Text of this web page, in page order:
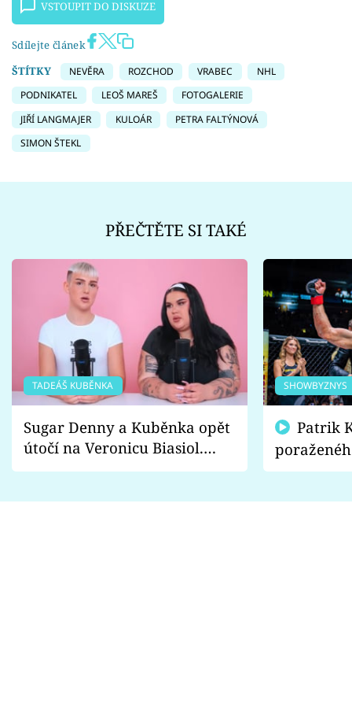
VSTOUPIT DO DISKUZE
Sdílejte článek
ŠTÍTKY
NEVĚRA ROZCHOD VRABEC
NHL
PODNIKATEL
LEOŠ MAREŠ
FOTOGALERIE
JIŘÍ LANGMAJER
KULOÁR
PETRA FALTÝNOVÁ
SIMON ŠTEKL
PŘEČTĚTE SI TAKÉ
TADEÁŠ KUBĚNKA
Sugar Denny a Kuběnka opět
útočí na Veronicu Biasiol.
Proč je podle nich falešná a
SHOWBYZNYS
fanoušci